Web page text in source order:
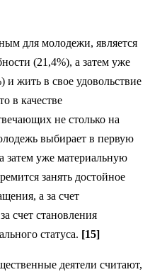
для молодежи, является
(21,4%), а затем уже
и жить в свое удовольствие
в качестве
не столько на
выбирает в первую
затем уже материальную
занять достойное
а за счет
счет становления
статуса. [15]
деятели считают,